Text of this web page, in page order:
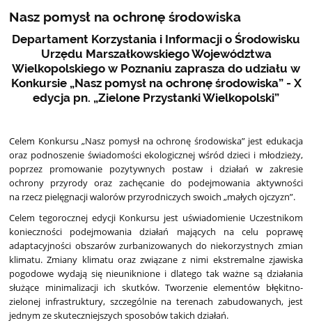
Nasz pomysł na ochronę środowiska
Departament Korzystania i Informacji o Środowisku
Urzędu Marszałkowskiego Województwa
Wielkopolskiego w Poznaniu zaprasza do udziału w
Konkursie „Nasz pomysł na ochronę środowiska” - X
edycja pn. „Zielone Przystanki Wielkopolski”
Celem Konkursu „Nasz pomysł na ochronę środowiska” jest edukacja
oraz podnoszenie świadomości ekologicznej wśród dzieci i młodzieży,
poprzez promowanie pozytywnych postaw i działań w zakresie
ochrony przyrody oraz zachęcanie do podejmowania aktywności
na rzecz pielęgnacji walorów przyrodniczych swoich „małych ojczyzn”.
Celem tegorocznej edycji Konkursu jest uświadomienie Uczestnikom
konieczności podejmowania działań mających na celu poprawę
adaptacyjności obszarów zurbanizowanych do niekorzystnych zmian
klimatu. Zmiany klimatu oraz związane z nimi ekstremalne zjawiska
pogodowe wydają się nieuniknione i dlatego tak ważne są działania
służące minimalizacji ich skutków. Tworzenie elementów błękitno-
zielonej infrastruktury, szczególnie na terenach zabudowanych, jest
jednym ze skuteczniejszych sposobów takich działań.